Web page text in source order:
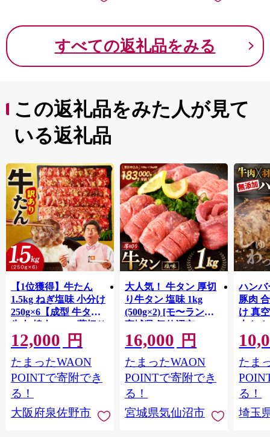
食肉】
すべての返礼品をみる
この返礼品をみた人が見て
いる返礼品
【1位獲得】牛たん
1.5kg ねぎ塩味 小分け
250g×6【成型 牛タン
牛肉 焼肉 BBQ 薄切り
ぎゅうたん スライス
訳あり サイズ不揃
い】 G4721
12,000 円
たまったWAON
POINTで寄附でき
る！
大阪府泉佐野市
大人気！ 牛タン 厚切
り牛タン 塩味 1kg
(500g×2) [モ〜ランド
宮城県 気仙沼市
20564660] 肉 牛肉 精肉
牛たん 牛タン塩 牛た
ん塩 冷凍 焼肉 BBQ ア
ウトドア バーベキュ
ー 厚切り タン
16,000 円
たまったWAON
POINTで寄附でき
る！
宮城県気仙沼市
ハンバ
豚肉
け 真
大き
保存
淡路島
ポーク
き肉
ず 惣
まみ
んのお
たま
る！
埼玉